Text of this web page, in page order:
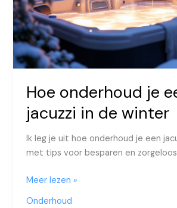
Hoe onderhoud je
jacuzzi in de winter
Ik leg je uit hoe onderhoud je een
met tips voor besparen en
Hoe
Meer lezen »
Onderhoud